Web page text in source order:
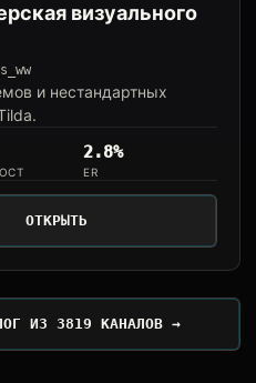
визуального
и нестандартных
2.8%
ER
ОТКРЫТЬ
ИЗ 3819 КАНАЛОВ →